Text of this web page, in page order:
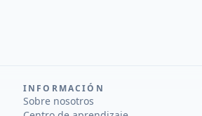
INFORMACIÓN
Sobre nosotros